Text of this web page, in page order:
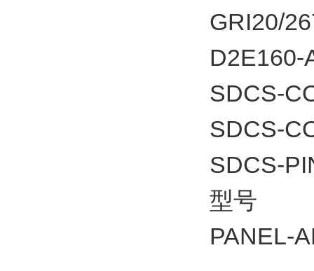
GRI20/
D2E160-
SDCS-
SDCS-
SDCS-
型号
PANEL-